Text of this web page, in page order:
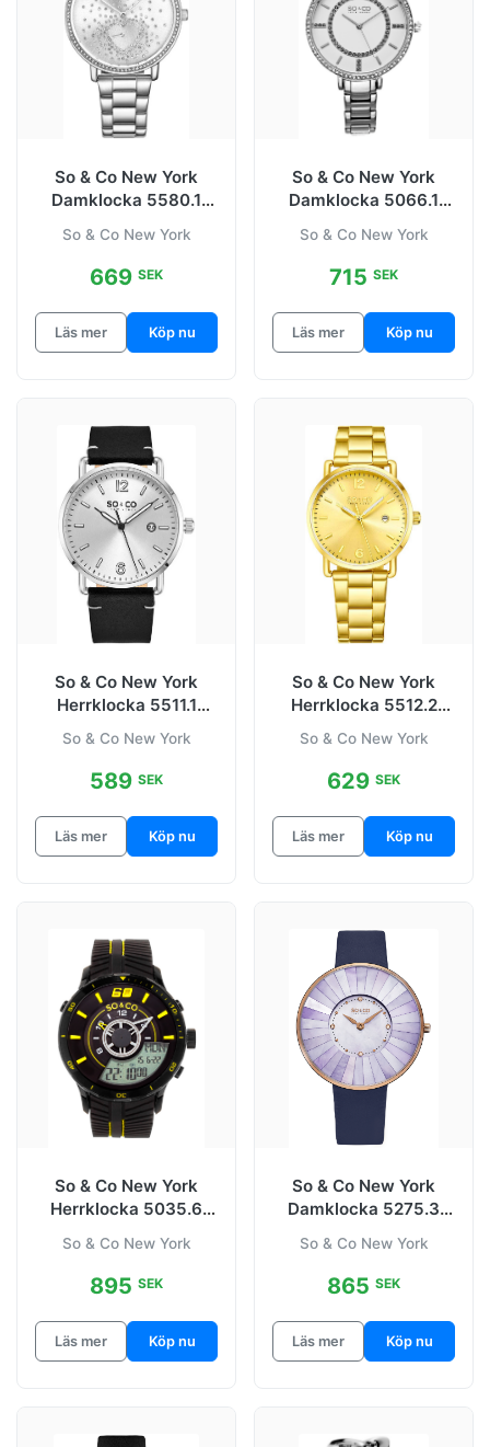
So & Co New York
Damklocka 5580.1
Silverfärgad/Stål
So & Co New York
669 SEK
Läs mer Köp nu
So & Co New York
Damklocka 5066.1
mm
So & Co New York
715 SEK
Läs mer Köp nu
So & Co New York
Herrklocka 5511.1
Silverfärgad/Läder
So & Co New York
589 SEK
Läs mer Köp nu
So & Co New York
Herrklocka 5512.2
Guld/Gulguldtonat
So & Co New York
629 SEK
Läs mer Köp nu
So & Co New York
Herrklocka 5035.6
Svart/Gummi Ø45 mm
So & Co New York
895 SEK
Läs mer Köp nu
So & Co New York
Damklocka 5275.3
mm
So & Co New York
865 SEK
Läs mer Köp nu